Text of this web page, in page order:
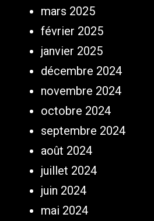
mars 2025
février 2025
janvier 2025
décembre 2024
novembre 2024
octobre 2024
septembre 2024
août 2024
juillet 2024
juin 2024
mai 2024